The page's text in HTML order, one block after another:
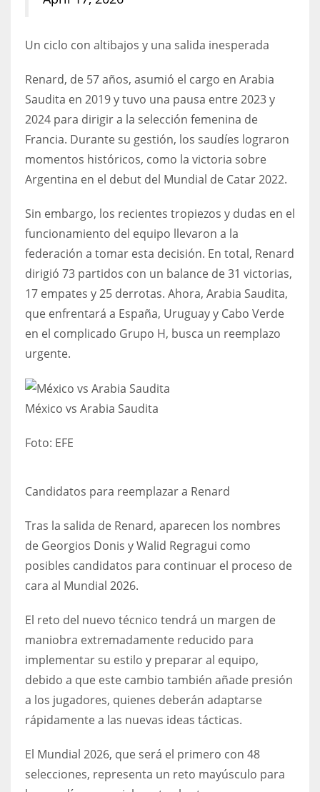
Un ciclo con altibajos y una salida inesperada
Renard, de 57 años, asumió el cargo en Arabia
Saudita en 2019 y tuvo una pausa entre 2023 y
2024 para dirigir a la selección femenina de
Francia. Durante su gestión, los saudíes lograron
momentos históricos, como la victoria sobre
Argentina en el debut del Mundial de Catar 2022.
Sin embargo, los recientes tropiezos y dudas en el
funcionamiento del equipo llevaron a la
federación a tomar esta decisión. En total, Renard
dirigió 73 partidos con un balance de 31 victorias,
17 empates y 25 derrotas. Ahora, Arabia Saudita,
que enfrentará a España, Uruguay y Cabo Verde
en el complicado Grupo H, busca un reemplazo
urgente.
México vs Arabia Saudita
Foto: EFE
Candidatos para reemplazar a Renard
Tras la salida de Renard, aparecen los nombres
de Georgios Donis y Walid Regragui como
posibles candidatos para continuar el proceso de
cara al Mundial 2026.
El reto del nuevo técnico tendrá un margen de
maniobra extremadamente reducido para
implementar su estilo y preparar al equipo,
debido a que este cambio también añade presión
a los jugadores, quienes deberán adaptarse
rápidamente a las nuevas ideas tácticas.
El Mundial 2026, que será el primero con 48
selecciones, representa un reto mayúsculo para